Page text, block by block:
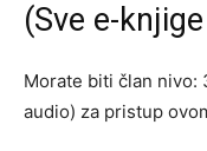
(Sve e-
Morate biti član nivo:
audio) za pristup